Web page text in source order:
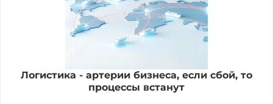
Логистика - артерии бизнеса, если сбой, то
процессы встанут